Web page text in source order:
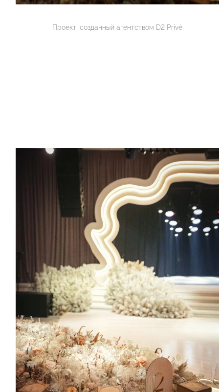
Проект, созданный агентством D2 Privé